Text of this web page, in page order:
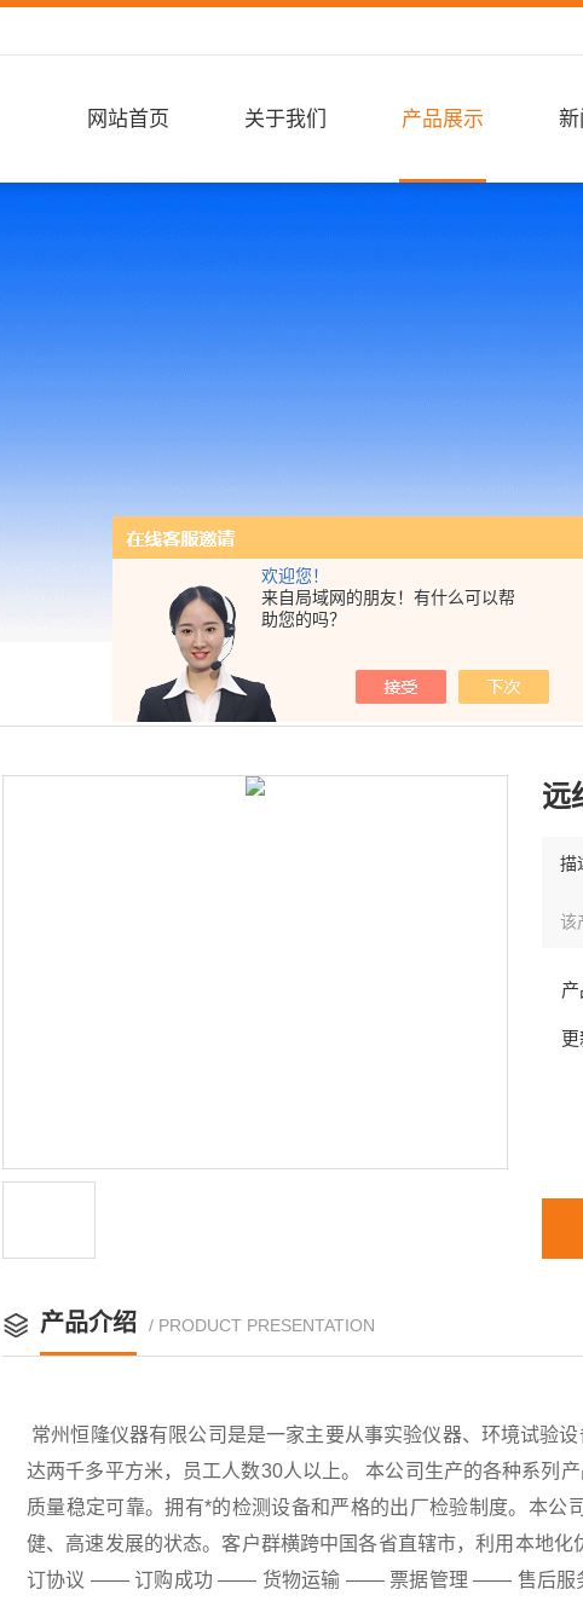
欢迎您！
来自局域网的朋友！有什么可以帮
助您的吗？
网站首页 关于我们 产品展示
我的位置：首页 产品展示
远
描
该
产
更
产品介绍 / PRODUCT PRESENTATION
常州恒隆仪器有限公司是是一家主要从事实验仪器、环境试验
达两千多平方米，员工人数30人以上。 本公司生产的各种系列
质量稳定可靠。拥有*的检测设备和严格的出厂检验制度。本
健、高速发展的状态。客户群横跨中国各省直辖市，利用本地
订协议 —— 订购成功 —— 货物运输 —— 票据管理 —— 售后服务